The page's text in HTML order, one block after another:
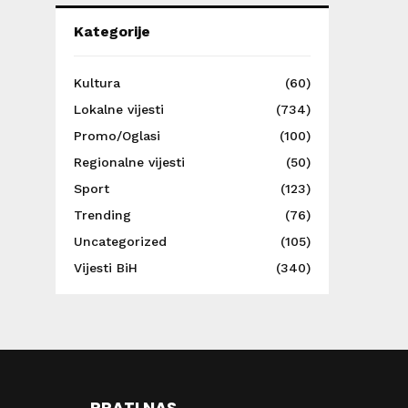
Kategorije
Kultura
(60)
Lokalne vijesti
(734)
Promo/Oglasi
(100)
Regionalne vijesti
(50)
Sport
(123)
Trending
(76)
Uncategorized
(105)
Vijesti BiH
(340)